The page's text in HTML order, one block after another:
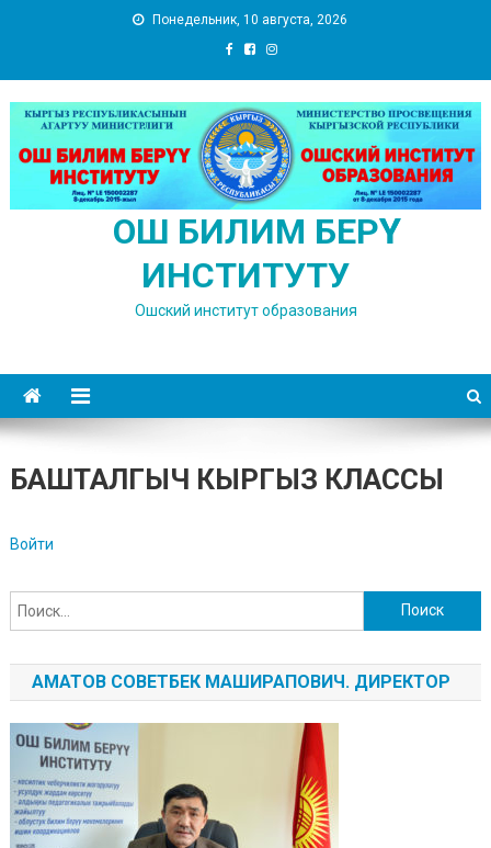
Понедельник, 10 августа, 2026
ОШ БИЛИМ БЕРҮҮ
ИНСТИТУТУ
Ошский институт образования
БАШТАЛГЫЧ КЫРГЫЗ КЛАССЫ
Войти
Найти:
АМАТОВ СОВЕТБЕК МАШИРАПОВИЧ. ДИРЕКТОР